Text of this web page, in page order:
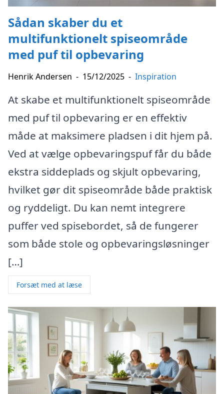
Sådan skaber du et
multifunktionelt spiseområde
med puf til opbevaring
Henrik Andersen - 15/12/2025 - Inspiration
At skabe et multifunktionelt spiseområde
med puf til opbevaring er en effektiv
måde at maksimere pladsen i dit hjem på.
Ved at vælge opbevaringspuf får du både
ekstra siddeplads og skjult opbevaring,
hvilket gør dit spiseområde både praktisk
og ryddeligt. Du kan nemt integrere
puffer ved spisebordet, så de fungerer
som både stole og opbevaringsløsninger
[…]
Forsæt med at læse